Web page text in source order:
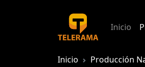
Inicio
Inicio Producción